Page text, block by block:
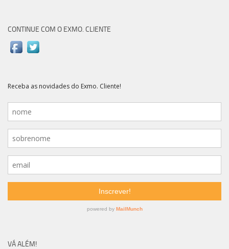
CONTINUE COM O EXMO. CLIENTE
VÁ ALÉM!